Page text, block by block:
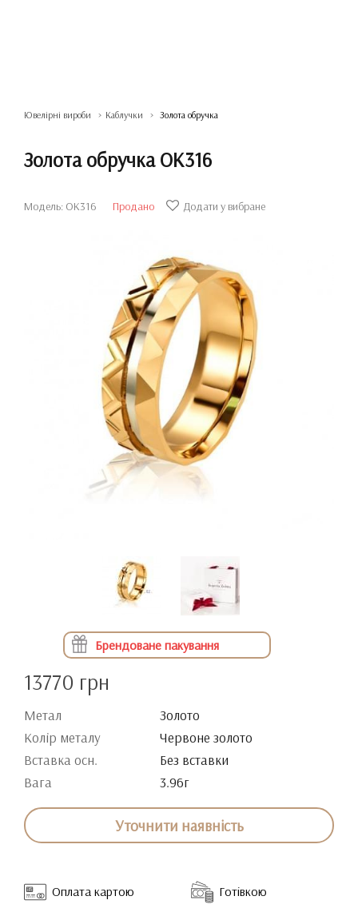
Ювелірні вироби Каблучки Золота обручка
Золота обручка ОК316
Модель: ОК316 Продано Додати у вибране
Брендоване пакування
13770 грн
Метал
Золото
Колір металу
Червоне золото
Вставка осн.
Без вставки
Вага
3.96г
Уточнити наявність
Оплата картою Готівкою